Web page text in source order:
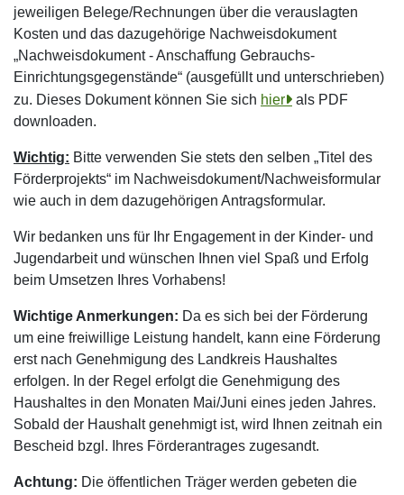
jeweiligen Belege/Rechnungen über die verauslagten
Kosten und das dazugehörige Nachweisdokument
„Nachweisdokument - Anschaffung Gebrauchs-
Einrichtungsgegenstände“ (ausgefüllt und unterschrieben)
zu. Dieses Dokument können Sie sich hier
als PDF
downloaden.
Wichtig: Bitte verwenden Sie stets den selben „Titel des
Förderprojekts“ im Nachweisdokument/Nachweisformular
wie auch in dem dazugehörigen Antragsformular.
Wir bedanken uns für Ihr Engagement in der Kinder- und
Jugendarbeit und wünschen Ihnen viel Spaß und Erfolg
beim Umsetzen Ihres Vorhabens!
Wichtige Anmerkungen: Da es sich bei der Förderung
um eine freiwillige Leistung handelt, kann eine Förderung
erst nach Genehmigung des Landkreis Haushaltes
erfolgen. In der Regel erfolgt die Genehmigung des
Haushaltes in den Monaten Mai/Juni eines jeden Jahres.
Sobald der Haushalt genehmigt ist, wird Ihnen zeitnah ein
Bescheid bzgl. Ihres Förderantrages zugesandt.
Achtung: Die öffentlichen Träger werden gebeten die